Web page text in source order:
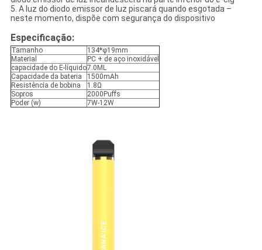
5. A luz do diodo emissor de luz piscará quando esgotada –
neste momento, dispõe com segurança do dispositivo
Especificação:
Tamanho
134*φ19mm
Material
PC + de aço inoxidável
capacidade do E-líquido7.0ML
Capacidade da bateria
1500mAh
Resistência de bobina
1.8Ω
Sopros
2000Puffs
Poder (w)
7W-12W